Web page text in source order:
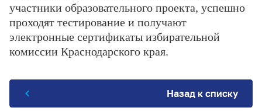
участники образовательного проекта, успешно
проходят тестирование и получают
электронные сертификаты избирательной
комиссии Краснодарского края.
Назад к списку